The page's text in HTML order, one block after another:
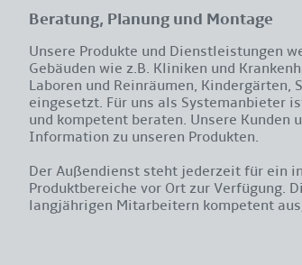
Beratung, Planung und Montage
Unsere Produkte und Dienstleistungen
Gebäuden wie z.B. Kliniken und
Laboren und Reinräumen, Kindergärten,
eingesetzt. Für uns als Systemanbieter
und kompetent beraten. Unsere
Information zu unseren Produkten.
Der Außendienst steht jederzeit für ein
Produktbereiche vor Ort zur Verfügung.
langjährigen Mitarbeitern kompetent